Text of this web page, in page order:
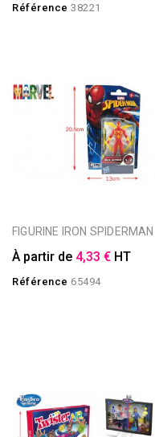
Référence 38221
FIGURINE IRON SPIDERMAN
À partir de 4,33 € HT
Référence 65494